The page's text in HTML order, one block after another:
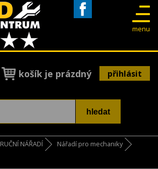
menu
košík je prázdný přihlásit
RUČNÍ NÁŘADÍ
Nářadí pro mechaniky